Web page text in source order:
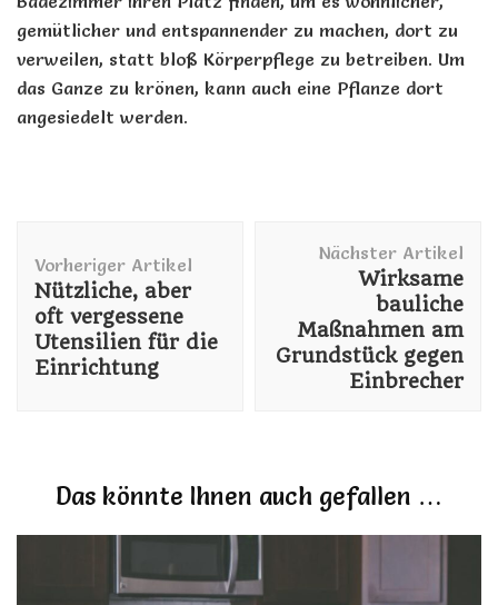
gemütlicher und entspannender zu machen, dort zu
verweilen, statt bloß Körperpflege zu betreiben. Um
das Ganze zu krönen, kann auch eine Pflanze dort
angesiedelt werden.
Vorheriger Artikel
Nützliche, aber
oft vergessene
Utensilien für die
Einrichtung
Nächster Artikel
Wirksame
bauliche
Maßnahmen am
Grundstück gegen
Einbrecher
Das könnte Ihnen auch gefallen …